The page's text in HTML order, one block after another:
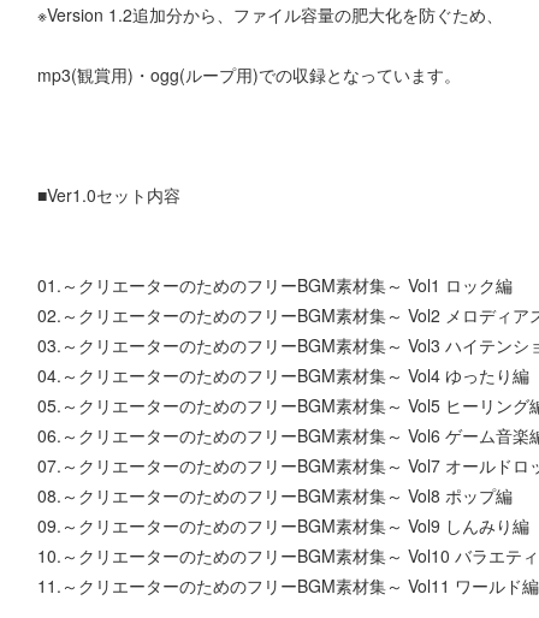
※Version 1.2追加分から、ファイル容量の肥大化を防ぐため、
mp3(観賞用)・ogg(ループ用)での収録となっています。
■Ver1.0セット内容
01.～クリエーターのためのフリーBGM素材集～ Vol1 ロック編
02.～クリエーターのためのフリーBGM素材集～ Vol2 メロディア
03.～クリエーターのためのフリーBGM素材集～ Vol3 ハイテンシ
04.～クリエーターのためのフリーBGM素材集～ Vol4 ゆったり編
05.～クリエーターのためのフリーBGM素材集～ Vol5 ヒーリング
06.～クリエーターのためのフリーBGM素材集～ Vol6 ゲーム音楽
07.～クリエーターのためのフリーBGM素材集～ Vol7 オールドロ
08.～クリエーターのためのフリーBGM素材集～ Vol8 ポップ編
09.～クリエーターのためのフリーBGM素材集～ Vol9 しんみり編
10.～クリエーターのためのフリーBGM素材集～ Vol10 バラエテ
11.～クリエーターのためのフリーBGM素材集～ Vol11 ワールド編